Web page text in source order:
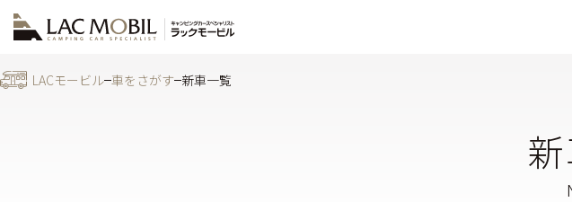
LACモービル 車をさがす 新車一覧